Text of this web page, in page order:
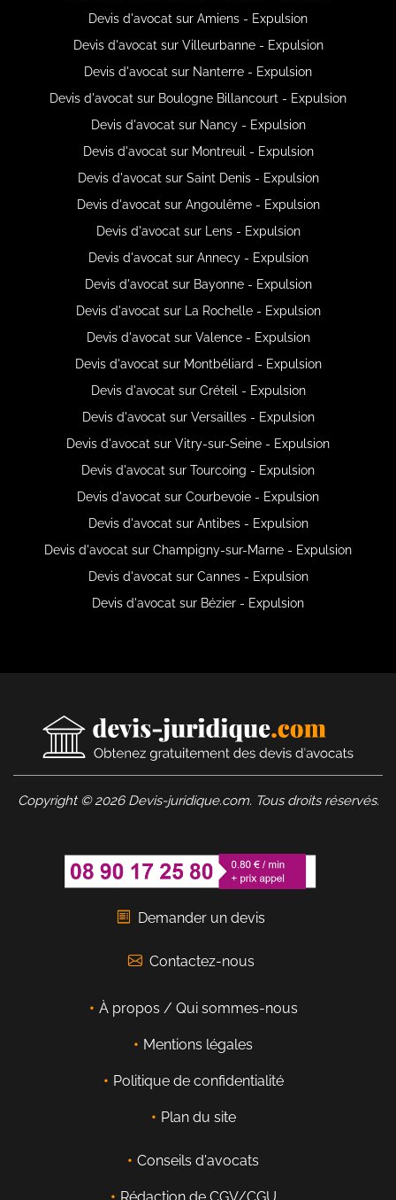
Devis d'avocat sur Amiens - Expulsion
Devis d'avocat sur Villeurbanne - Expulsion
Devis d'avocat sur Nanterre - Expulsion
Devis d'avocat sur Boulogne Billancourt - Expulsion
Devis d'avocat sur Nancy - Expulsion
Devis d'avocat sur Montreuil - Expulsion
Devis d'avocat sur Saint Denis - Expulsion
Devis d'avocat sur Angoulême - Expulsion
Devis d'avocat sur Lens - Expulsion
Devis d'avocat sur Annecy - Expulsion
Devis d'avocat sur Bayonne - Expulsion
Devis d'avocat sur La Rochelle - Expulsion
Devis d'avocat sur Valence - Expulsion
Devis d'avocat sur Montbéliard - Expulsion
Devis d'avocat sur Créteil - Expulsion
Devis d'avocat sur Versailles - Expulsion
Devis d'avocat sur Vitry-sur-Seine - Expulsion
Devis d'avocat sur Tourcoing - Expulsion
Devis d'avocat sur Courbevoie - Expulsion
Devis d'avocat sur Antibes - Expulsion
Devis d'avocat sur Champigny-sur-Marne - Expulsion
Devis d'avocat sur Cannes - Expulsion
Devis d'avocat sur Bézier - Expulsion
Copyright © 2026 Devis-juridique.com. Tous droits réservés.
Demander un devis
Contactez-nous
À propos / Qui sommes-nous
Mentions légales
Politique de confidentialité
Plan du site
Conseils d'avocats